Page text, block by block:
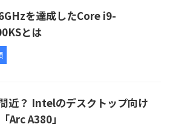
を達成したCore i9-
とは
近？ Intelのデスクトップ向け
Arc A380」